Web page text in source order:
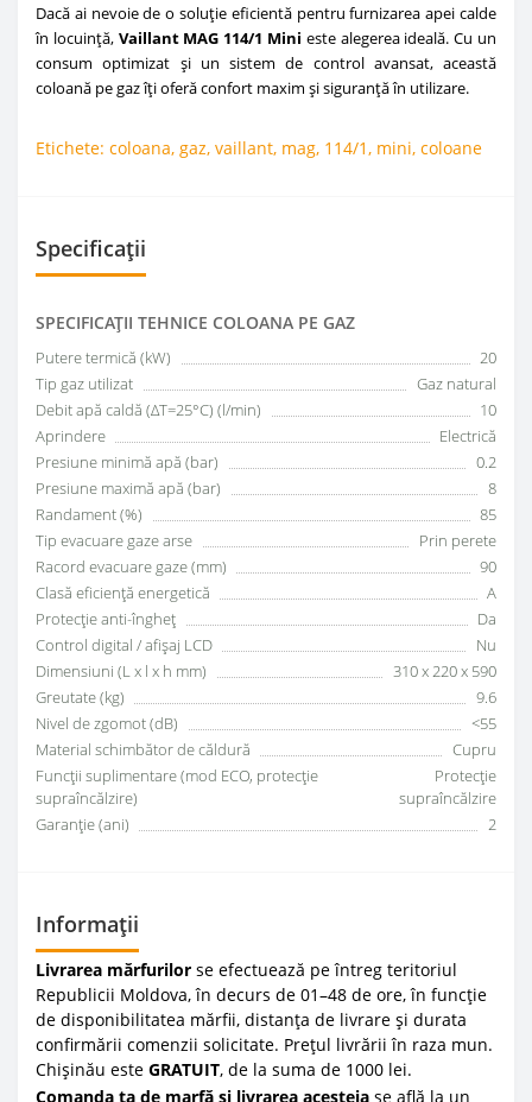
Dacă ai nevoie de o soluție eficientă pentru furnizarea apei calde
în locuință, Vaillant MAG 114/1 Mini este alegerea ideală. Cu un
consum optimizat și un sistem de control avansat, această
coloană pe gaz îți oferă confort maxim și siguranță în utilizare.
Etichete: coloana, gaz, vaillant, mag, 114/1 , mini, coloane
Specificații
SPECIFICAŢII TEHNICE COLOANA PE GAZ
Putere termică (kW)
20
Tip gaz utilizat
Gaz natural
Debit apă caldă (ΔT=25°C) (l/min)
10
Aprindere
Electrică
Presiune minimă apă (bar)
0.2
Presiune maximă apă (bar)
8
Randament (%)
85
Tip evacuare gaze arse
Prin perete
Racord evacuare gaze (mm)
90
Clasă eficiență energetică
A
Protecție anti-îngheț
Da
Control digital / afișaj LCD
Nu
Dimensiuni (L x l x h mm)
310 x 220 x 590
Greutate (kg)
9.6
Nivel de zgomot (dB)
<55
Material schimbător de căldură
Cupru
Funcții suplimentare (mod ECO, protecție
supraîncălzire)
Protecție
supraîncălzire
Garanție (ani)
2
Informații
Livrarea mărfurilor se efectuează pe întreg teritoriul
Republicii Moldova, în decurs de 01–48 de ore, în funcție
de disponibilitatea mărfii, distanța de livrare și durata
confirmării comenzii solicitate. Prețul livrării în raza mun.
Chișinău este GRATUIT, de la suma de 1000 lei.
Comanda ta de marfă și livrarea acesteia se află la un